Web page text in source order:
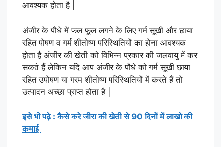
आवश्यक होता है |
अंजीर के पौधे में फल फूल लगने के लिए गर्म सूखी और छाया
रहित पोषण व गर्म शीतोष्ण परिस्थितियों का होना आवश्यक
होता है अंजीर की खेती को विभिन्न प्रकार की जलवायु में कर
सकते हैं लेकिन यदि आप अंजीर के पौधे को गर्म सूखी छाया
रहित उपोषण या गरम शीतोष्ण परिस्थितियों में करते हैं तो
उत्पादन अच्छा प्राप्त होता है |
इसे भी पढ़े : कैसे करे जीरा की खेती से 90 दिनों में लाखो की
कमाई